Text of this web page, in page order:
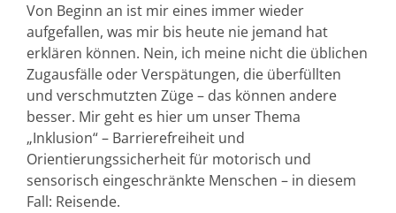
Von Beginn an ist mir eines immer wieder
aufgefallen, was mir bis heute nie jemand hat
erklären können. Nein, ich meine nicht die üblichen
Zugausfälle oder Verspätungen, die überfüllten
und verschmutzten Züge – das können andere
besser. Mir geht es hier um unser Thema
„Inklusion“ – Barrierefreiheit und
Orientierungssicherheit für motorisch und
sensorisch eingeschränkte Menschen – in diesem
Fall: Reisende.